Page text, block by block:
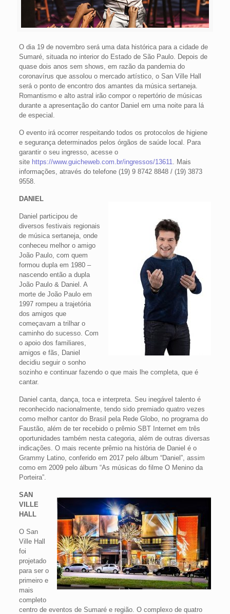
O dia 19 de novembro será uma data histórica para a cidade de
Sumaré, situada no interior do Estado de São Paulo. Depois de
quase dois anos sem shows, em razão da pandemia do
coronavírus que assolou o mercado artístico, o San Ville Hall
será o ponto de encontro dos amantes da música sertaneja.
Romantismo e alto astral irão compor o repertório de músicas
durante a apresentação do cantor Daniel em uma noite para lá
de especial.
O evento irá ocorrer respeitando todos os protocolos de higiene
e segurança determinados pelos órgãos de saúde local. Para
garantir o seu ingresso, acesse o
site https://www.guicheweb.com.br/ingressos/13611
. Mais
informações, através do telefone (19) 9 8742 8848 / (19) 3873
9558.
DANIEL
Daniel participou de
diversos festivais regionais
de música sertaneja, onde
conheceu melhor o amigo
João Paulo, com quem
formou dupla em 1980 –
nascendo então a dupla
João Paulo & Daniel. A
morte de João Paulo em
1997 rompeu a trajetória
dos amigos que
começavam a trilhar o
caminho do sucesso. Com
o apoio dos familiares,
amigos e fãs, Daniel
decidiu seguir o sonho
sozinho e continuar fazendo o que mais lhe completa, que é
cantar.
Daniel canta, dança, toca e interpreta. Seu inegável talento é
reconhecido nacionalmente, tendo sido premiado quatro vezes
como melhor cantor do Brasil pela Rede Globo, no programa do
Faustão, além de ter recebido o prêmio SBT Internet em três
oportunidades também nesta categoria, além de outras diversas
indicações. O mais recente prêmio na história de Daniel é o
Grammy Latino, conferido em 2017 pelo álbum “Daniel”, assim
como em 2009 pelo álbum “As músicas do filme O Menino da
Porteira”.
SAN
VILLE
HALL
O San
Ville Hall
foi
projetado
para ser o
primeiro e
mais
completo
centro de eventos de Sumaré e região. O complexo de quatro